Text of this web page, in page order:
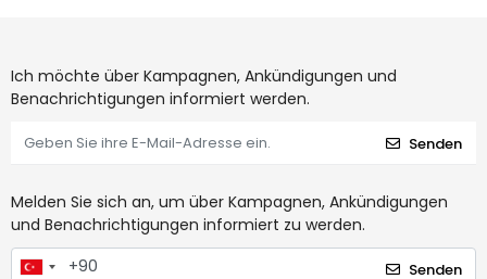
Ich möchte über Kampagnen, Ankündigungen und
Benachrichtigungen informiert werden.
Senden
Melden Sie sich an, um über Kampagnen, Ankündigungen
und Benachrichtigungen informiert zu werden.
Senden